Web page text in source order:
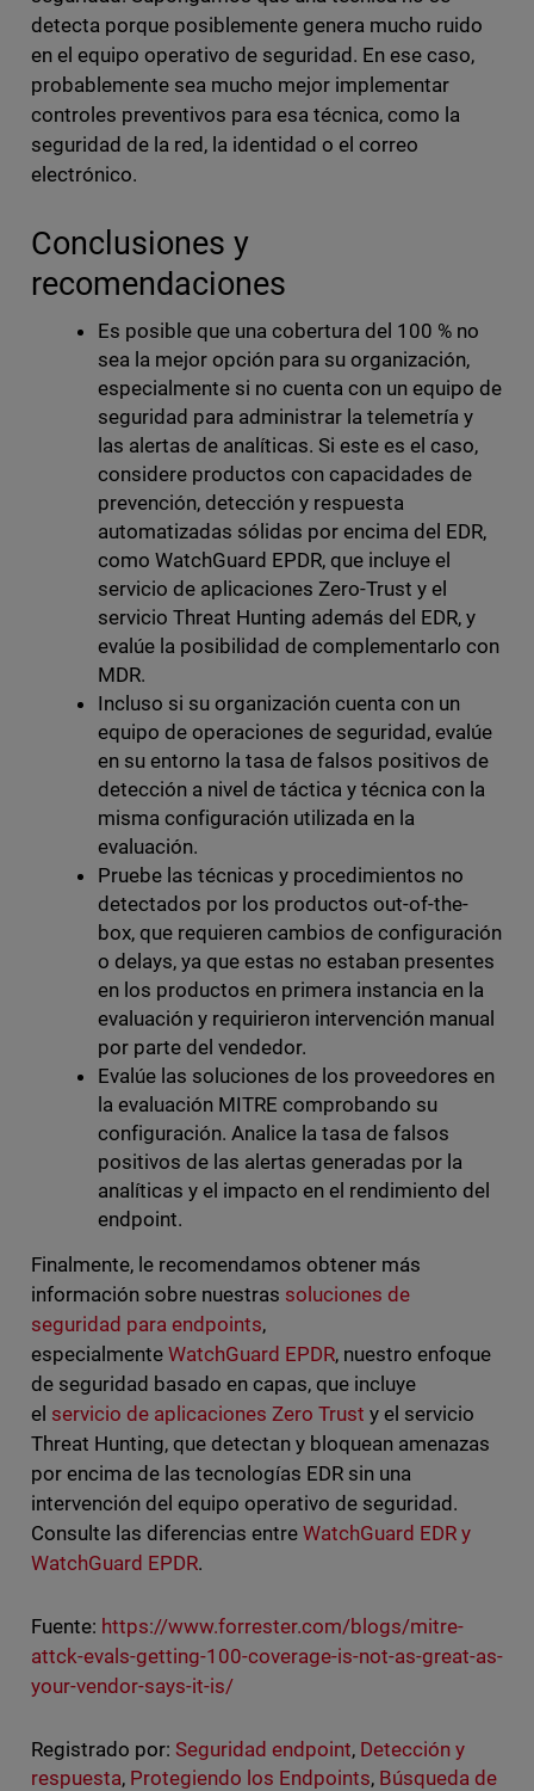
detecta porque posiblemente genera mucho ruido
en el equipo operativo de seguridad. En ese caso,
probablemente sea mucho mejor implementar
controles preventivos para esa técnica, como la
seguridad de la red, la identidad o el correo
electrónico.
Conclusiones y
recomendaciones
Es posible que una cobertura del 100 % no
sea la mejor opción para su organización,
especialmente si no cuenta con un equipo de
seguridad para administrar la telemetría y
las alertas de analíticas. Si este es el caso,
considere productos con capacidades de
prevención, detección y respuesta
automatizadas sólidas por encima del EDR,
como WatchGuard EPDR, que incluye el
servicio de aplicaciones Zero-Trust y el
servicio Threat Hunting además del EDR, y
evalúe la posibilidad de complementarlo con
MDR.
Incluso si su organización cuenta con un
equipo de operaciones de seguridad, evalúe
en su entorno la tasa de falsos positivos de
detección a nivel de táctica y técnica con la
misma configuración utilizada en la
evaluación.
Pruebe las técnicas y procedimientos no
detectados por los productos out-of-the-
box, que requieren cambios de configuración
o delays, ya que estas no estaban presentes
en los productos en primera instancia en la
evaluación y requirieron intervención manual
por parte del vendedor.
Evalúe las soluciones de los proveedores en
la evaluación MITRE comprobando su
configuración. Analice la tasa de falsos
positivos de las alertas generadas por la
analíticas y el impacto en el rendimiento del
endpoint.
Finalmente, le recomendamos obtener más
información sobre nuestras soluciones de
seguridad para endpoints,
especialmente WatchGuard EPDR, nuestro enfoque
de seguridad basado en capas, que incluye
el servicio de aplicaciones ZeroTrusty el servicio
Threat Hunting, que detectan y bloquean amenazas
por encima de las tecnologías EDR sin una
intervención del equipo operativo de seguridad.
Consulte las diferencias entre WatchGuard EDR y
WatchGuard EPDR.
Fuente: https://www.forrester.com/blogs/mitre-
attck-evals-getting-100-coverage-is-not-as-great-as-
your-vendor-says-it-is/
Registrado por: Seguridad endpoint, Detección y
respuesta, Protegiendo los Endpoints, Búsqueda de